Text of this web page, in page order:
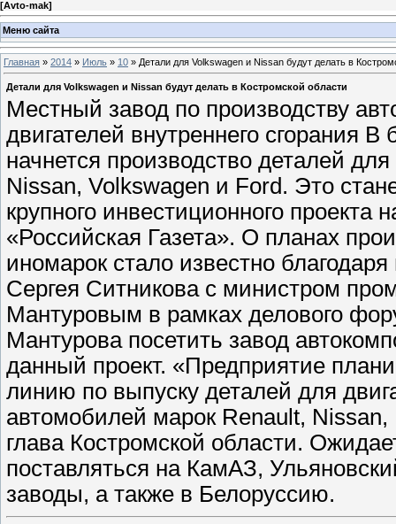
[Avto-mak]
Меню сайта
Главная » 2014 » Июль » 10 » Детали для Volkswagen и Nissan будут делать в
Детали для Volkswagen и Nissan будут делать в Костромской области
Местный завод по производству
двигателей внутреннего сгорания
начнется производство деталей
Nissan, Volkswagen и Ford. Это
крупного инвестиционного проекта
«Российская Газета». О планах
иномарок стало известно
Сергея Ситникова с министром
Мантуровым в рамках делового
Мантурова посетить завод
данный проект. «Предприятие
линию по выпуску деталей для
автомобилей марок Renault,
глава Костромской области.
поставляться на КамАЗ,
заводы, а также в Белоруссию.